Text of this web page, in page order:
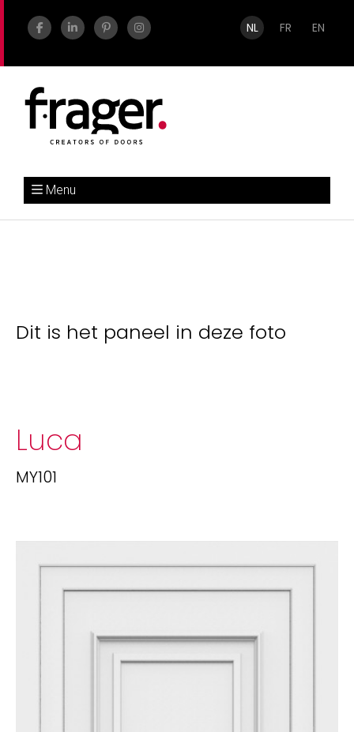
NL FR EN
Menu
Dit is het paneel in deze foto
Luca
MY101